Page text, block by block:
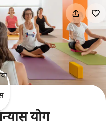
योग